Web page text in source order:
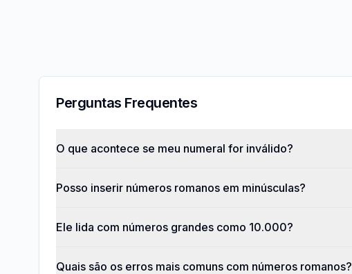
Perguntas Frequentes
O que acontece se meu numeral for inválido?
Posso inserir números romanos em minúsculas?
Ele lida com números grandes como 10.000?
Quais são os erros mais comuns com números romanos?